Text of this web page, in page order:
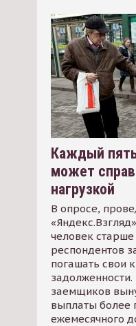
Каждый
может
нагрузкой
В опросе,
человек старше
респондентов
погашать свои
заемщиков
выплаты более
ежемесячного